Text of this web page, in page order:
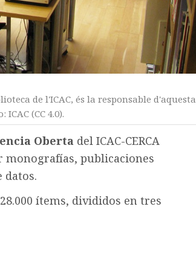
de l'ICAC, és la responsable d'aquesta
(CC 4.0).
Oberta del ICAC-CERCA
publicaciones
datos.
ítems, divididos en tres